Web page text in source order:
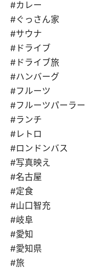
#カレー
#ぐっさん家
#サウナ
#ドライブ
#ドライブ旅
#ハンバーグ
#フルーツ
#フルーツパーラー
#ランチ
#レトロ
#ロンドンバス
#写真映え
#名古屋
#定食
#山口智充
#岐阜
#愛知
#愛知県
#旅